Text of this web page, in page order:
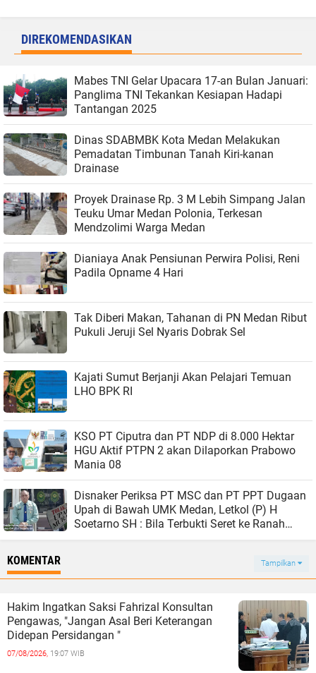
DIREKOMENDASIKAN
Mabes TNI Gelar Upacara 17-an Bulan Januari:
Panglima TNI Tekankan Kesiapan Hadapi
Tantangan 2025
Dinas SDABMBK Kota Medan Melakukan
Pemadatan Timbunan Tanah Kiri-kanan
Drainase
Proyek Drainase Rp. 3 M Lebih Simpang Jalan
Teuku Umar Medan Polonia, Terkesan
Mendzolimi Warga Medan
Dianiaya Anak Pensiunan Perwira Polisi, Reni
Padila Opname 4 Hari
Tak Diberi Makan, Tahanan di PN Medan Ribut
Pukuli Jeruji Sel Nyaris Dobrak Sel
Kajati Sumut Berjanji Akan Pelajari Temuan
LHO BPK RI
KSO PT Ciputra dan PT NDP di 8.000 Hektar
HGU Aktif PTPN 2 akan Dilaporkan Prabowo
Mania 08
Disnaker Periksa PT MSC dan PT PPT Dugaan
Upah di Bawah UMK Medan, Letkol (P) H
Soetarno SH : Bila Terbukti Seret ke Ranah
KOMENTAR
Tampilkan
Hakim Ingatkan Saksi Fahrizal Konsultan
Pengawas, "Jangan Asal Beri Keterangan
Didepan Persidangan "
07/08/2026, 19:07 WIB